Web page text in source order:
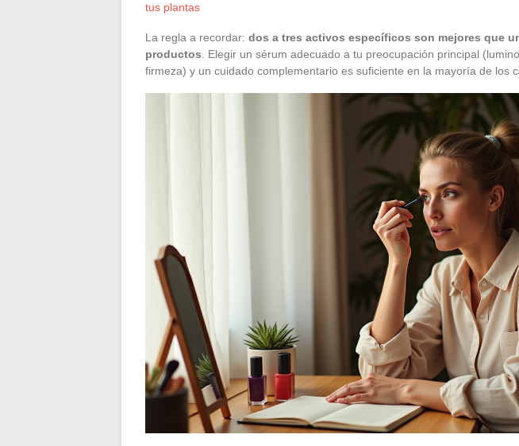
tus plantas
La regla a recordar: dos a tres activos específicos son mejores que
productos . Elegir un sérum adecuado a tu preocupación principal
firmeza) y un cuidado complementario es suficiente en la mayoría de los